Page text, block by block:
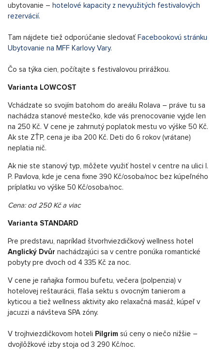
ubytovanie – hotelové kapacity z nevyužitých festivalových
rezervácií.
Tam nájdete tiež odporúčanie sledovať Facebookovú stránku
Ubytovanie na MFF Karlovy Vary.
Čo sa týka cien, počítajte s festivalovou prirážkou.
Varianta LOWCOST
Vchádzate so svojím batohom do areálu Rolava – práve tu sa
nachádza stanové mestečko, kde vás prenocovanie vyjde len
na 250 Kč. V cene je zahrnutý poplatok mestu vo výške 50 Kč.
Ak ste ZŤP, cena je iba 200 Kč. Deti do 6 rokov (vrátane)
neplatia nič.
Ak nie ste stanový typ, môžete využiť hostel v centre na ulici I.
P. Pavlova, kde je cena fixne 390 Kč/osoba/noc bez kúpeľného
príplatku vo výške 50 Kč/osoba/noc.
Cena: od 250 Kč a viac
Varianta STANDARD
Pre predstavu, napríklad štvorhviezdičkový wellness hotel
Anglický Dvůr nachádzajúci sa v centre ponúka romantické
pobyty pre dvoch od 4 335 Kč za noc.
V cene je raňajka formou bufetu, večera (polpenzia) v
hotelovej reštaurácii, fľaša sektu s ovocným tanierom a
kyticou a tiež wellness aktivity ako relaxačná masáž, kúpeľ v
jacuzzi a návšteva SPA zóny.
V trojhviezdičkovom hoteli Pilgrim sú ceny o niečo nižšie –
dvojlôžkové izby stoja od 3 290 Kč/noc.